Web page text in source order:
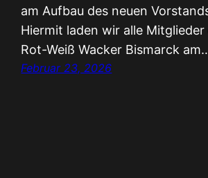
am Aufbau des neuen
Hiermit laden wir alle Mitglieder
Rot-Weiß Wacker Bismarck
Februar 23, 2026